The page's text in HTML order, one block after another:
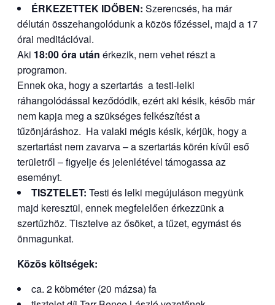
ÉRKEZETTEK IDŐBEN: Szerencsés, ha már
délután összehangolódunk a közös főzéssel, majd a 17
órai meditációval.
Aki 18:00 óra után érkezik, nem vehet részt a
programon.
Ennek oka, hogy a szertartás a testi-lelki
ráhangolódással keződódik, ezért aki késik, későb már
nem kapja meg a szükséges felkészítést a
tűzönjáráshoz. Ha valaki mégis késik, kérjük, hogy a
szertartást nem zavarva – a szertartás körén kívűl eső
területről – figyelje és jelenlétével támogassa az
eseményt.
TISZTELET: Testi és lelki megújuláson megyünk
majd keresztül, ennek megfelelően érkezzünk a
szertűzhöz. Tisztelve az ősöket, a tűzet, egymást és
önmagunkat.
Közös költségek:
ca. 2 köbméter (20 mázsa) fa